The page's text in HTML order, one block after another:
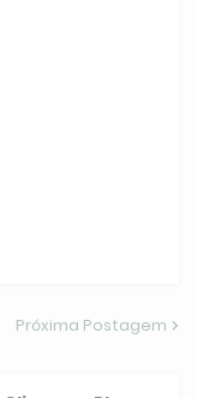
Próxima Postagem